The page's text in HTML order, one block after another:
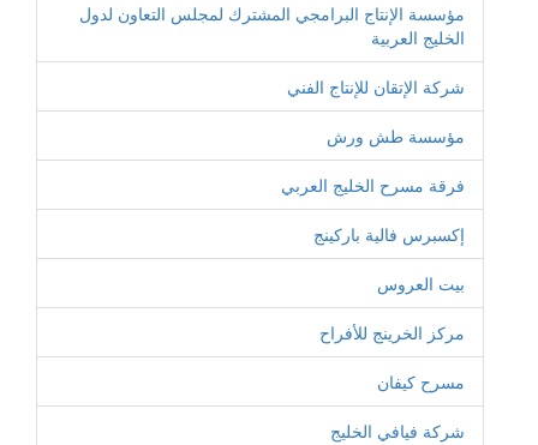
مؤسسة الإنتاج البرامجي المشترك لمجلس التعاون لدول
الخليج العربية
شركة الإتقان للإنتاج الفني
مؤسسة طش ورش
فرقة مسرح الخليج العربي
إكسبرس فالية باركينج
بيت العروس
مركز الخرينج للأفراح
مسرح كيفان
شركة فيافي الخليج